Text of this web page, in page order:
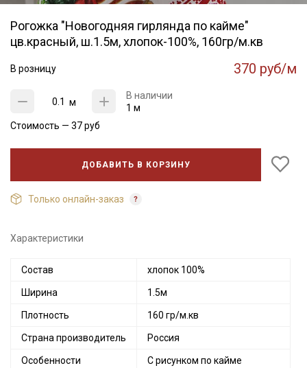
Рогожка "Новогодняя гирлянда по кайме"
цв.красный, ш.1.5м, хлопок-100%, 160гр/м.кв
В розницу 370 руб/м
м
В наличии
1 м
Стоимость — 37руб
ДОБАВИТЬ В КОРЗИНУ
Только онлайн-заказ
Характеристики
Состав хлопок 100%
Ширина 1.5м
Плотность 160 гр/м.кв
Страна производитель Россия
Особенности С рисунком по кайме